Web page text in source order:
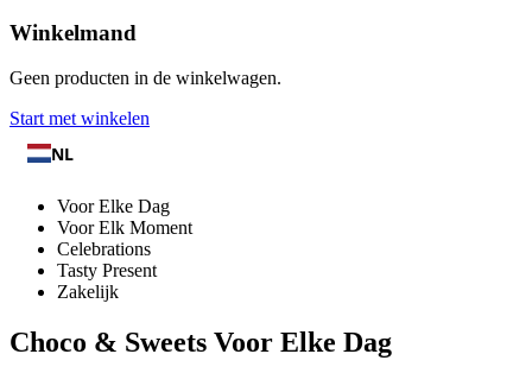
Winkelmand
Geen producten in de winkelwagen.
Start met winkelen
NL
Voor Elke Dag
Voor Elk Moment
Celebrations
Tasty Present
Zakelijk
Choco & Sweets Voor Elke Dag